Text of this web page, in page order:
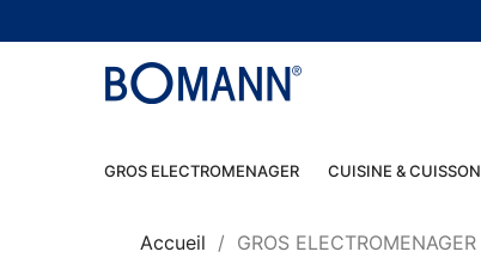
GROS ELECTROMENAGER CUISINE & CUISSON
Accueil GROS ELECTROMENAGER